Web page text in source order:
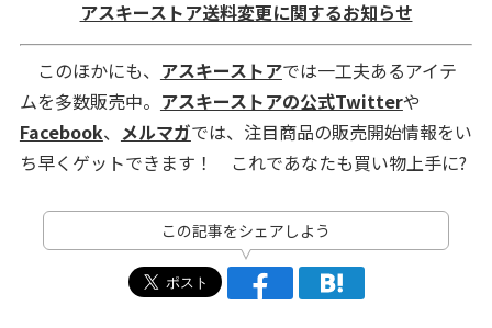
アスキーストア送料変更に関するお知らせ
このほかにも、 アスキーストアでは一工夫あるアイテ
ムを多数販売中。 アスキーストアの公式Twitterや
Facebook、 メルマガでは、注目商品の販売開始情報をい
ち早くゲットできます！ これであなたも買い物上手に?
この記事をシェアしよう